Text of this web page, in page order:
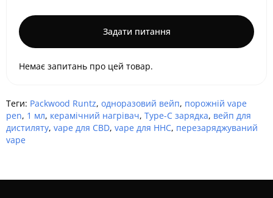
Задати питання
Немає запитань про цей товар.
Теги: Packwood Runtz, одноразовий вейп, порожній vape
pen, 1 мл, керамічний нагрівач, Type-C зарядка, вейп для
дистиляту, vape для CBD, vape для HHC, перезаряджуваний
vape